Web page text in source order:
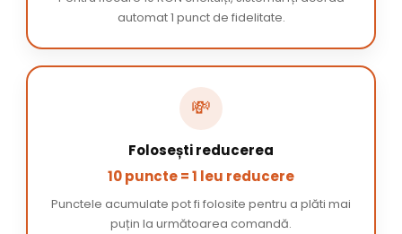
automat 1 punct de fidelitate.
💸
Folosești reducerea
10 puncte = 1 leu reducere
Punctele acumulate pot fi folosite pentru a plăti mai
puțin la următoarea comandă.